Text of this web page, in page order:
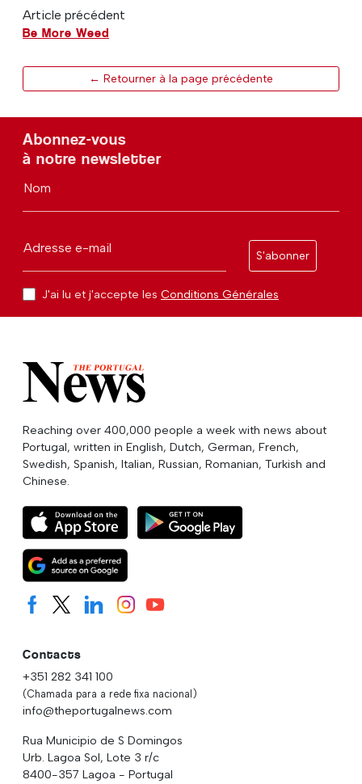
Article précédent
Be More Weed
← Retourner à la page précédente
Abonnez-vous
à notre newsletter
Nom
Adresse e-mail
S'abonner
J'ai lu et j'accepte les Conditions Générales
Reaching over 400,000 people a week with news about
Portugal, written in English, Dutch, German, French,
Swedish, Spanish, Italian, Russian, Romanian, Turkish and
Chinese.
Contacts
+351 282 341 100
(Chamada para a rede fixa nacional)
info@theportugalnews.com
Rua Municipio de S Domingos
Urb. Lagoa Sol, Lote 3 r/c
8400-357 Lagoa - Portugal